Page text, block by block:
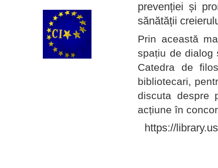
prevenției și
sănătății
Prin această
spațiu de dialog
Catedra de
bibliotecari,
discuta despre
acțiune în
https://